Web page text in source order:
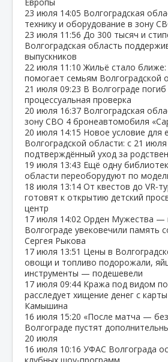
23 июля 14:05 Волгоградская
технику и оборудование в зону
23 июля 11:56 До 300 тысяч и
Волгоградская область
выпускников
22 июля 11:10 Жильё стало ближе:
помогает семьям Волгоградской
21 июля 09:23 В Волгограде
процессуальная проверка
20 июля 16:37 Волгоградская
зону СВО 4 бронеавтомобиля
20 июля 14:15 Новое условие для
Волгоградской области: с 21
подтверждённый уход за
19 июля 13:43 Ещё одну
области переоборудуют по
18 июля 13:14 От квестов до
готовят к открытию детский
центр
17 июля 14:02 Орден Мужества —
Волгограде увековечили память
Сергея Рыкова
17 июля 13:51 Цены в
овощи и топливо подорожали,
инструменты — подешевели
17 июля 09:44 Кража под видом
расследует хищение денег с
Камышина
16 июля 15:20 «После матча —
Волгограде пустят
20 июля
16 июля 10:16 УФАС Волгограда